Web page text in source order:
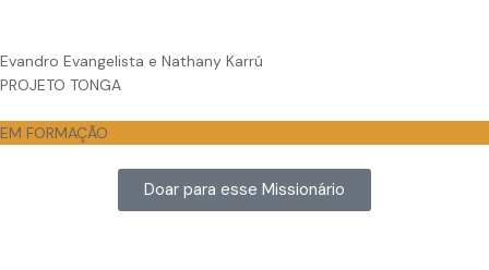
Evandro Evangelista e Nathany Karrú
PROJETO TONGA
EM FORMAÇÃO
Doar para esse Missionário